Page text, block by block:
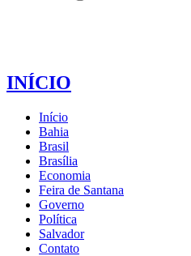
INÍCIO
Início
Bahia
Brasil
Brasília
Economia
Feira de Santana
Governo
Política
Salvador
Contato